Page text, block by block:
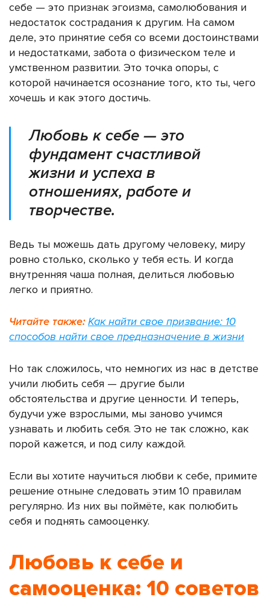
себе — это признак эгоизма, самолюбования и
недостаток сострадания к другим. На самом
деле, это принятие себя со всеми достоинствами
и недостатками, забота о физическом теле и
умственном развитии. Это точка опоры, с
которой начинается осознание того, кто ты, чего
хочешь и как этого достичь.
Любовь к себе — это
фундамент счастливой
жизни и успеха в
отношениях, работе и
творчестве.
Ведь ты можешь дать другому человеку, миру
ровно столько, сколько у тебя есть. И когда
внутренняя чаша полная, делиться любовью
легко и приятно.
Читайте также: Как найти свое призвание: 10
способов найти свое предназначение в жизни
Но так сложилось, что немногих из нас в детстве
учили любить себя — другие были
обстоятельства и другие ценности. И теперь,
будучи уже взрослыми, мы заново учимся
узнавать и любить себя. Это не так сложно, как
порой кажется, и под силу каждой.
Если вы хотите научиться любви к себе, примите
решение отныне следовать этим 10 правилам
регулярно. Из них вы поймёте, как полюбить
себя и поднять самооценку.
Любовь к себе и
самооценка: 10 советов